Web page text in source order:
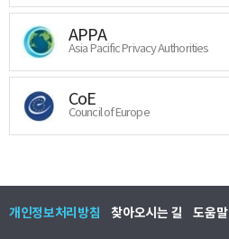
APPA
Asia Pacific Privacy Authorities
CoE
Council of Europe
개인정보처리방침 찾아오시는 길 도움말